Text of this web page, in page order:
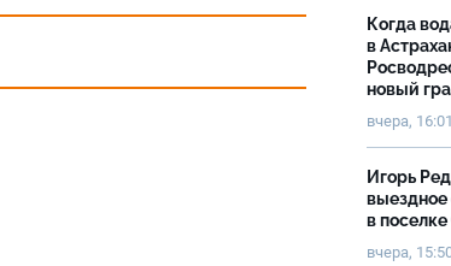
Когда
в
новый
вчера, 16:01
Игорь
в
вчера,